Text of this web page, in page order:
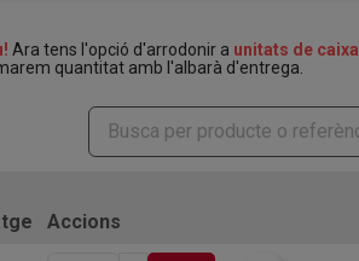
Ara tens l'opció d'arrodonir a unitats de caixa
quantitat amb l'albarà d'entrega.
Accions